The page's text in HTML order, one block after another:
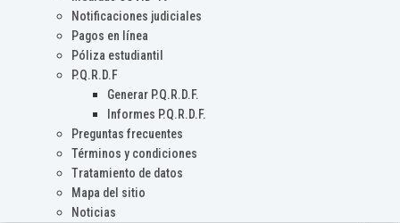
Notificaciones judiciales
Pagos en línea
Póliza estudiantil
P.Q.R.D.F
Generar P.Q.R.D.F.
Informes P.Q.R.D.F.
Preguntas frecuentes
Términos y condiciones
Tratamiento de datos
Mapa del sitio
Noticias